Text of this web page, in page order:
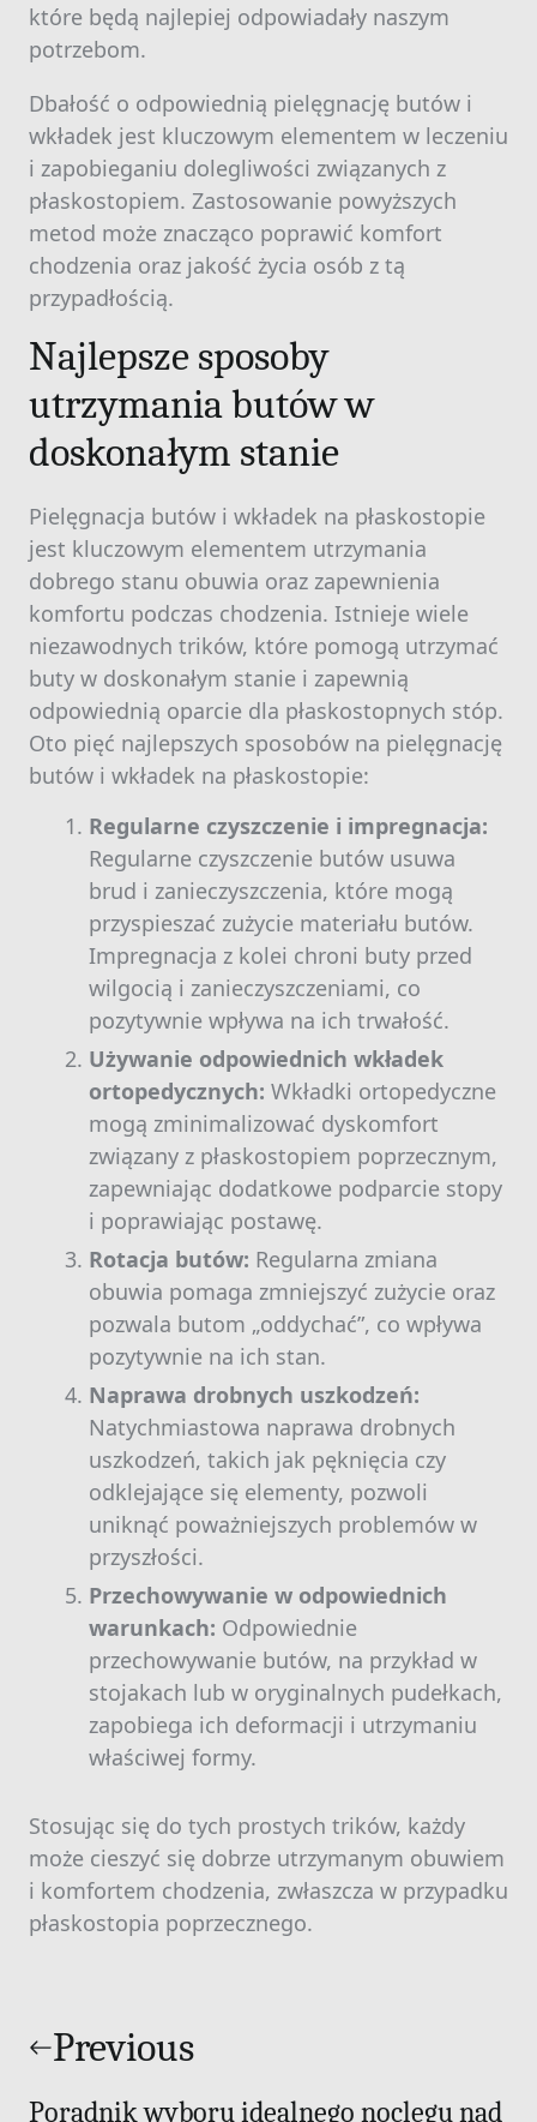
które będą najlepiej odpowiadały naszym
potrzebom.
Dbałość o odpowiednią pielęgnację butów i
wkładek jest kluczowym elementem w leczeniu
i zapobieganiu dolegliwości związanych z
płaskostopiem. Zastosowanie powyższych
metod może znacząco poprawić komfort
chodzenia oraz jakość życia osób z tą
przypadłością.
Najlepsze sposoby
utrzymania butów w
doskonałym stanie
Pielęgnacja butów i wkładek na płaskostopie
jest kluczowym elementem utrzymania
dobrego stanu obuwia oraz zapewnienia
komfortu podczas chodzenia. Istnieje wiele
niezawodnych trików, które pomogą utrzymać
buty w doskonałym stanie i zapewnią
odpowiednią oparcie dla płaskostopnych stóp.
Oto pięć najlepszych sposobów na pielęgnację
butów i wkładek na płaskostopie:
Regularne czyszczenie i impregnacja:
Regularne czyszczenie butów usuwa
brud i zanieczyszczenia, które mogą
przyspieszać zużycie materiału butów.
Impregnacja z kolei chroni buty przed
wilgocią i zanieczyszczeniami, co
pozytywnie wpływa na ich trwałość.
Używanie odpowiednich wkładek
ortopedycznych: Wkładki ortopedyczne
mogą zminimalizować dyskomfort
związany z płaskostopiem poprzecznym,
zapewniając dodatkowe podparcie stopy
i poprawiając postawę.
Rotacja butów: Regularna zmiana
obuwia pomaga zmniejszyć zużycie oraz
pozwala butom „oddychać”, co wpływa
pozytywnie na ich stan.
Naprawa drobnych uszkodzeń:
Natychmiastowa naprawa drobnych
uszkodzeń, takich jak pęknięcia czy
odklejające się elementy, pozwoli
uniknąć poważniejszych problemów w
przyszłości.
Przechowywanie w odpowiednich
warunkach: Odpowiednie
przechowywanie butów, na przykład w
stojakach lub w oryginalnych pudełkach,
zapobiega ich deformacji i utrzymaniu
właściwej formy.
Stosując się do tych prostych trików, każdy
może cieszyć się dobrze utrzymanym obuwiem
i komfortem chodzenia, zwłaszcza w przypadku
płaskostopia poprzecznego.
wpisu
Previous
Poradnik wyboru idealnego noclegu nad